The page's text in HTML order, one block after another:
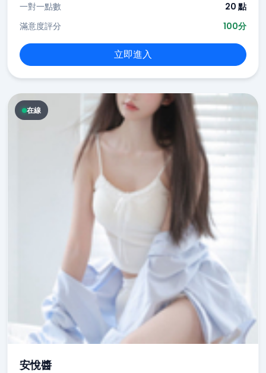
一對一點數
20 點
滿意度評分
100分
立即進入
在線
安悅醬